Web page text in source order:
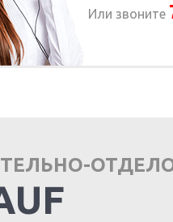
Или звоните